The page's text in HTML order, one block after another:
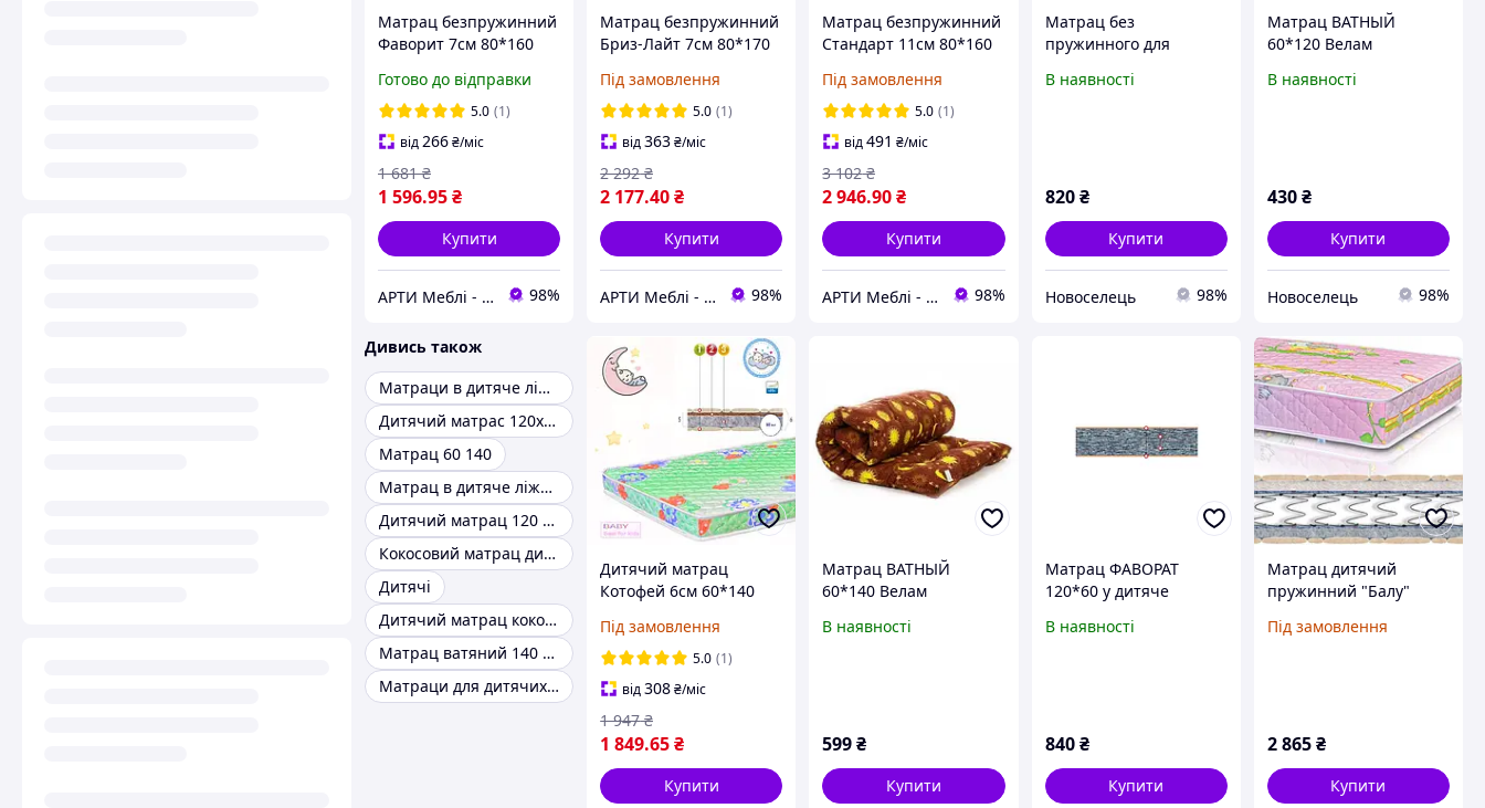
Матрац безпружинний
Фаворит 7см 80*160
Готово до відправки
5.0 (1)
від266₴/міс
1 596.95₴
1 681 ₴
Купити
АРТИ Меблі - artimebel.com.ua 98%
Матрац безпружинний
Бриз-Лайт 7см 80*170
Під замовлення
5.0 (1)
від363₴/міс
2 177.40₴
2 292 ₴
Купити
АРТИ Меблі - artimebel.com.ua 98%
Матрац безпружинний
Стандарт 11см 80*160
Під замовлення
5.0 (1)
від491 ₴/міс
2 946.90₴
3 102 ₴
Купити
АРТИ Меблі - artimebel.com.ua 98%
Матрац без
пружинного для
СМАЙЛІК 120*60 Велам
В наявності
820 ₴
Купити
Новоселець 98%
Матрац ВАТНЫЙ
60*120 Велам
В наявності
430₴
Купити
Новоселець 98%
Дивись також
Матраци в дитяче ліжечко
Дитячий матрас 120х60
Матрац 60 140
Матрац в дитяче ліжечко 60х120
Дитячий матрац 120 60 кокосовий
Кокосовий матрац дитячий
Дитячі
Дитячий матрац кокосовий в ліжечко
Матрац ватяний 140 60
Матраци для дитячих садків
Дитячий матрац
Котофей 6см 60*140
Кокос+Волокна
конопель
Під замовлення
5.0 (1)
від308₴/міс
1 849.65₴
1 947 ₴
Купити
Матрац ВАТНЫЙ
60*140 Велам
В наявності
599₴
Купити
Матрац ФАВОРАТ
120*60 у дитяче
В наявності
840 ₴
Купити
Матрац дитячий
пружинний "Балу"
Під замовлення
2 865₴
Купити